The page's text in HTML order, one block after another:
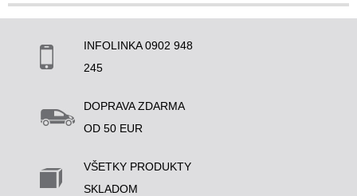
INFOLINKA 0902 948
245
DOPRAVA ZDARMA
OD 50 EUR
VŠETKY PRODUKTY
SKLADOM